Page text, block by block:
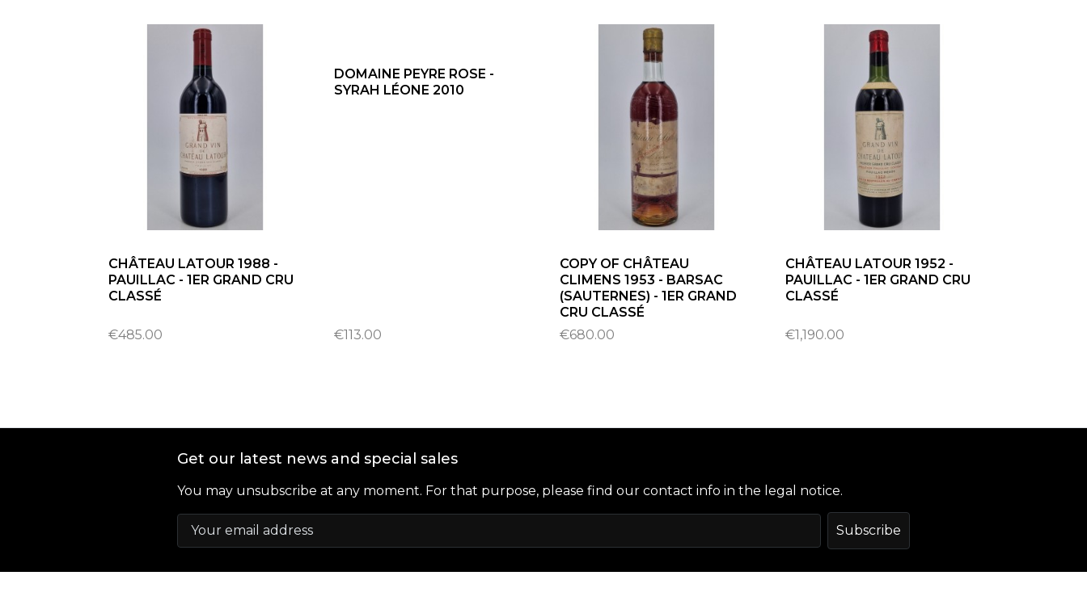
CHÂTEAU LATOUR 1988 -
PAUILLAC - 1ER GRAND CRU
CLASSÉ
€485.00
DOMAINE PEYRE ROSE -
SYRAH LÉONE 2010
€113.00
COPY OF CHÂTEAU
CLIMENS 1953 - BARSAC
(SAUTERNES) - 1ER GRAND
CRU CLASSÉ
€680.00
CHÂTEAU LATOUR 1952 -
PAUILLAC - 1ER GRAND CRU
CLASSÉ
€1,190.00
Get our latest news and special sales
You may unsubscribe at any moment. For that purpose, please find our contact info in the legal notice.